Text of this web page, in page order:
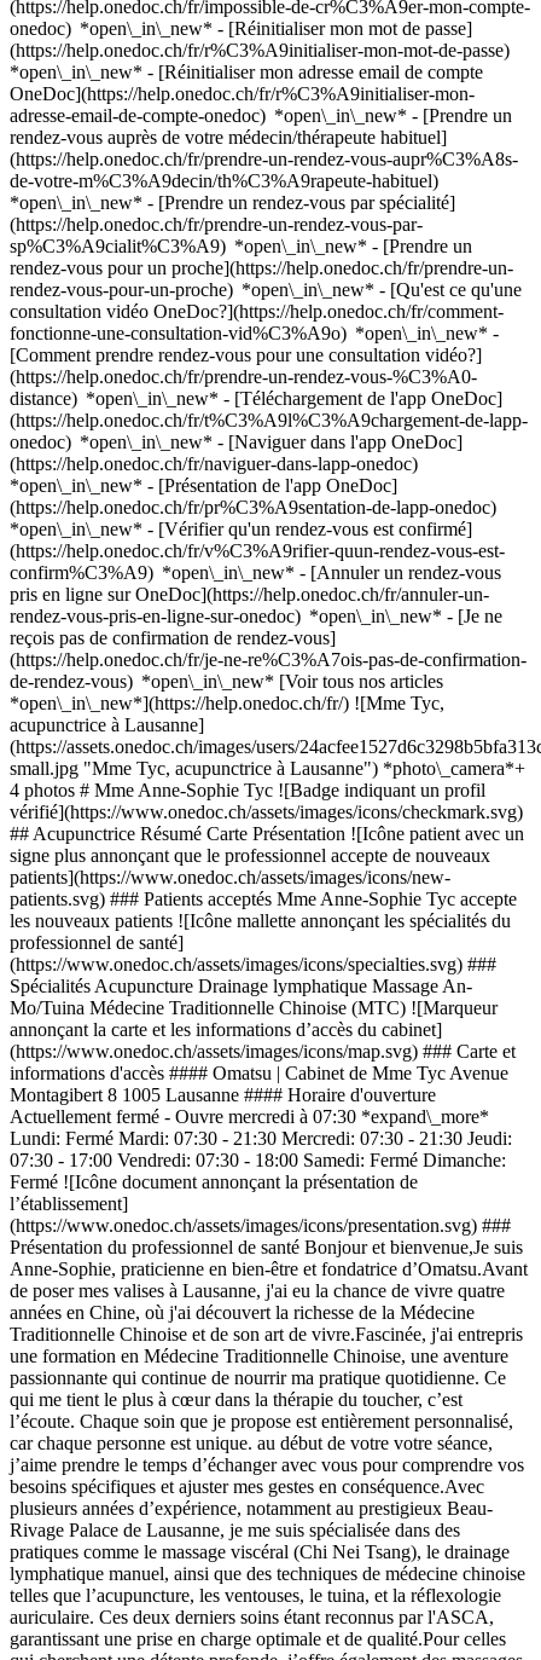
(https://help.onedoc.ch/fr/impossible-de-cr%C3%A9er-mon-compte-
onedoc) *open\_in\_new* - [Réinitialiser mon mot de passe]
(https://help.onedoc.ch/fr/r%C3%A9initialiser-mon-mot-de-passe)
*open\_in\_new* - [Réinitialiser mon adresse email de compte
OneDoc](https://help.onedoc.ch/fr/r%C3%A9initialiser-mon-
adresse-email-de-compte-onedoc) *open\_in\_new* - [Prendre un
rendez-vous auprès de votre médecin/thérapeute habituel]
(https://help.onedoc.ch/fr/prendre-un-rendez-vous-aupr%C3%A8s-
de-votre-m%C3%A9decin/th%C3%A9rapeute-habituel)
*open\_in\_new* - [Prendre un rendez-vous par spécialité]
(https://help.onedoc.ch/fr/prendre-un-rendez-vous-par-
sp%C3%A9cialit%C3%A9) *open\_in\_new* - [Prendre un
rendez-vous pour un proche](https://help.onedoc.ch/fr/prendre-un-
rendez-vous-pour-un-proche) *open\_in\_new* - [Qu'est ce qu'une
consultation vidéo OneDoc?](https://help.onedoc.ch/fr/comment-
fonctionne-une-consultation-vid%C3%A9o) *open\_in\_new* -
[Comment prendre rendez-vous pour une consultation vidéo?]
(https://help.onedoc.ch/fr/prendre-un-rendez-vous-%C3%A0-
distance) *open\_in\_new* - [Téléchargement de l'app OneDoc]
(https://help.onedoc.ch/fr/t%C3%A9l%C3%A9chargement-de-lapp-
onedoc) *open\_in\_new* - [Naviguer dans l'app OneDoc]
(https://help.onedoc.ch/fr/naviguer-dans-lapp-onedoc)
*open\_in\_new* - [Présentation de l'app OneDoc]
(https://help.onedoc.ch/fr/pr%C3%A9sentation-de-lapp-onedoc)
*open\_in\_new* - [Vérifier qu'un rendez-vous est confirmé]
(https://help.onedoc.ch/fr/v%C3%A9rifier-quun-rendez-vous-est-
confirm%C3%A9) *open\_in\_new* - [Annuler un rendez-vous
pris en ligne sur OneDoc](https://help.onedoc.ch/fr/annuler-un-
rendez-vous-pris-en-ligne-sur-onedoc) *open\_in\_new* - [Je ne
reçois pas de confirmation de rendez-vous]
(https://help.onedoc.ch/fr/je-ne-re%C3%A7ois-pas-de-confirmation-
de-rendez-vous) *open\_in\_new* [Voir tous nos articles
*open\_in\_new*](https://help.onedoc.ch/fr/) ![Mme Tyc,
acupunctrice à Lausanne]
(https://assets.onedoc.ch/images/users/
small.jpg "Mme Tyc, acupunctrice à Lausanne") *photo\_camera*+
4 photos # Mme Anne-Sophie Tyc ![Badge indiquant un profil
vérifié](https://www.onedoc.ch/assets/images/icons/checkmark.svg)
## Acupunctrice Résumé Carte Présentation ![Icône patient avec un
signe plus annonçant que le professionnel accepte de nouveaux
patients](https://www.onedoc.ch/assets/images/icons/new-
patients.svg) ### Patients acceptés Mme Anne-Sophie Tyc accepte
les nouveaux patients ![Icône mallette annonçant les spécialités du
professionnel de santé]
(https://www.onedoc.ch/assets/images/icons/specialties.svg) ###
Spécialités Acupuncture Drainage lymphatique Massage An-
Mo/Tuina Médecine Traditionnelle Chinoise (MTC) ![Marqueur
annonçant la carte et les informations d’accès du cabinet]
(https://www.onedoc.ch/assets/images/icons/map.svg) ### Carte et
informations d'accès #### Omatsu | Cabinet de Mme Tyc Avenue
Montagibert 8 1005 Lausanne #### Horaire d'ouverture
Actuellement fermé - Ouvre mercredi à 07:30 *expand\_more*
Lundi: Fermé Mardi: 07:30 - 21:30 Mercredi: 07:30 - 21:30 Jeudi:
07:30 - 17:00 Vendredi: 07:30 - 18:00 Samedi: Fermé Dimanche:
Fermé ![Icône document annonçant la présentation de
l’établissement]
(https://www.onedoc.ch/assets/images/icons/presentation.svg) ###
Présentation du professionnel de santé Bonjour et bienvenue, ​Je suis
Anne-Sophie, praticienne en bien-être et fondatrice d’Omatsu. ​ Avant
de poser mes valises à Lausanne, j'ai eu la chance de vivre quatre
années en Chine, où j'ai découvert la richesse de la Médecine
Traditionnelle Chinoise et de son art de vivre. ​Fascinée, j'ai entrepris
une formation en Médecine Traditionnelle Chinoise, une aventure
passionnante qui continue de nourrir ma pratique quotidienne. Ce
qui me tient le plus à cœur dans la thérapie du toucher, c’est
l’écoute. Chaque soin que je propose est entièrement personnalisé,
car chaque personne est unique. au début de votre votre séance,
j’aime prendre le temps d’échanger avec vous pour comprendre vos
besoins spécifiques et ajuster mes gestes en conséquence. ​ Avec
plusieurs années d’expérience, notamment au prestigieux Beau-
Rivage Palace de Lausanne, je me suis spécialisée dans des
pratiques comme le massage viscéral (Chi Nei Tsang), le drainage
lymphatique manuel, ainsi que des techniques de médecine chinoise
telles que l’acupuncture, les ventouses, le tuina, et la réflexologie
auriculaire. Ces deux derniers soins étant reconnus par l'ASCA,
garantissant une prise en charge optimale et de qualité. ​ Pour celles